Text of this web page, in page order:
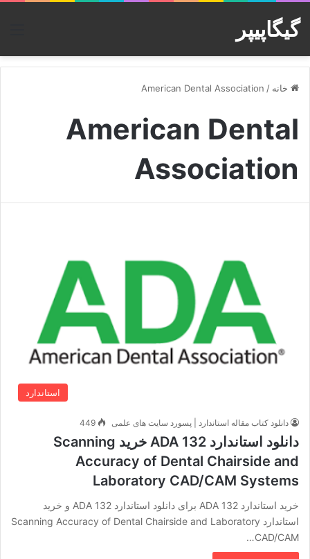
گیگاپیپر
خانه /
American Dental Association
American Dental
Association
استاندارد
دانلود کتاب مقاله استاندارد | پسورد سایت های علمی 449
دانلود استاندارد ADA 132 خرید Scanning
Accuracy of Dental Chairside and
Laboratory CAD/CAM Systems
خرید استاندارد ADA 132 برای دانلود استاندارد ADA 132 و خرید
استاندارد Scanning Accuracy of Dental Chairside and Laboratory
CAD/CAM…